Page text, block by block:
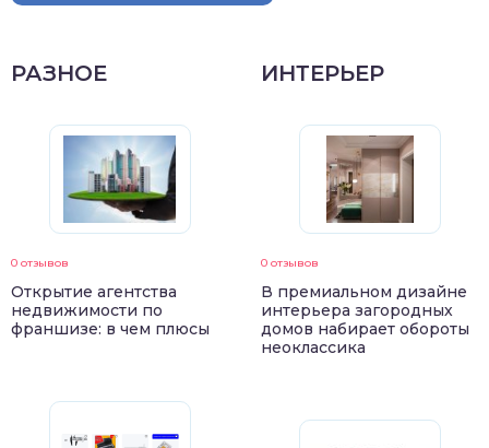
РАЗНОЕ
0 отзывов
Открытие агентства
недвижимости по
франшизе: в чем плюсы
ИНТЕРЬЕР
0 отзывов
В премиальном дизайне
интерьера загородных
домов набирает обороты
неоклассика